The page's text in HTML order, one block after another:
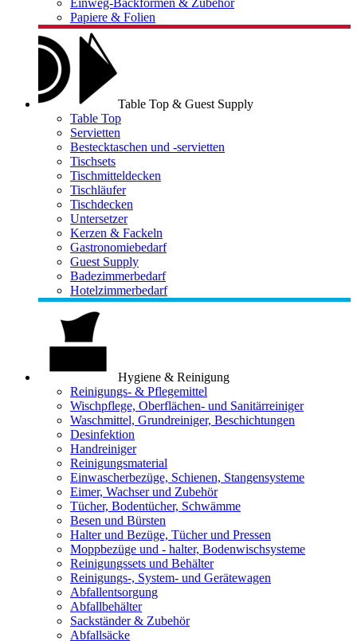
Einweg-Backformen & Zubehör
Papiere & Folien
Table Top & Guest Supply
Table Top
Servietten
Bestecktaschen und -servietten
Tischsets
Tischmitteldecken
Tischläufer
Tischdecken
Untersetzer
Kerzen & Fackeln
Gastronomiebedarf
Guest Supply
Badezimmerbedarf
Hotelzimmerbedarf
Hygiene & Reinigung
Reinigungs- & Pflegemittel
Wischpflege, Oberflächen- und Sanitärreiniger
Waschmittel, Grundreiniger, Beschichtungen
Desinfektion
Handreiniger
Reinigungsmaterial
Einwascherbezüge, Schienen, Stangensysteme
Eimer, Wachser und Zubehör
Tücher, Bodentücher, Schwämme
Besen und Bürsten
Halter und Bezüge, Tücher und Pressen
Moppbezüge und - halter, Bodenwischsysteme
Reinigungssets und Behälter
Reinigungs-, System- und Gerätewagen
Abfallentsorgung
Abfallbehälter
Sackständer & Zubehör
Abfallsäcke